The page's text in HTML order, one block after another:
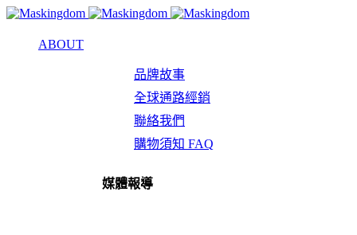
ABOUT
品牌故事
全球通路經銷
聯絡我們
購物須知 FAQ
媒體報導